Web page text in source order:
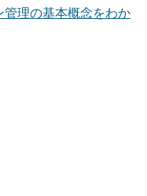
管理の基本概念をわか